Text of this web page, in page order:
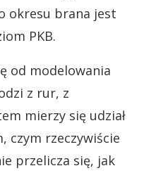
okresu brana jest
PKB.
od modelowania
z rur, z
mierzy się udział
czym rzeczywiście
przelicza się, jak